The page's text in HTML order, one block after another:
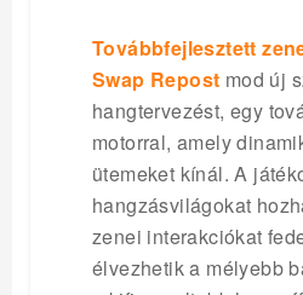
Továbbfejlesztett
Swap Repost mod új
hangtervezést, egy
motorral, amely
ütemeket kínál. A
hangzásvilágokat
zenei interakciókat
élvezhetik a mélyebb